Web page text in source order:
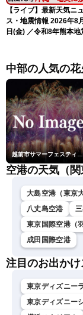
【ライブ】最新天気ニ
ス・地震情報 2026年8
日(金) ／令和8年熊本地
央・江川清音／有賀哲
中部の人気の
越前市サマーフェスティバル花火大会
空港の天気（関
大島空港（東京
八丈島空港
東京国際空港（
成田国際空港
注目のお出かけ
東京ディズニー
東京ディズニー